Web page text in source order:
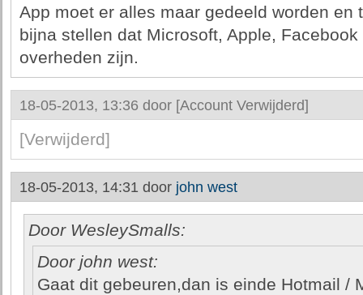
App moet er alles maar gedeeld worden en
bijna stellen dat Microsoft, Apple,
overheden zijn.
18-05-2013, 13:36 door [Account Verwijderd]
[Verwijderd]
18-05-2013, 14:31 door john west
Door WesleySmalls:
Door john west:
Gaat dit gebeuren,dan is einde Hotmail /